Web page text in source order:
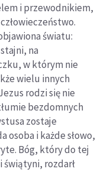
i przewodnikiem,
światu:
na
w którym nie
wielu innych
rodzi się nie
bezdomnych
zostaje
osoba i każde słowo,
Bóg, który do tej
świątyni, rozdarł